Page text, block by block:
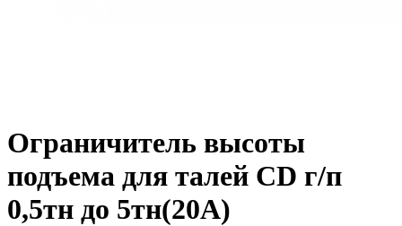
Ограничитель высоты
подъема для талей CD г/п
0,5тн до 5тн(20А)